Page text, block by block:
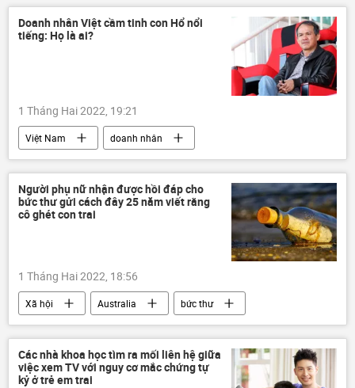
Thế vận hội Olympic 2022
Báo chí thế giới
Doanh nhân Việt cầm tinh con Hổ nổi
tiếng: Họ là ai?
1 Tháng Hai 2022, 19:21
Việt Nam
doanh nhân
Đỗ Quang Hiển
Đoàn Nguyên Đức
Người phụ nữ nhận được hồi đáp cho
bức thư gửi cách đây 25 năm viết rằng
cô ghét con trai
1 Tháng Hai 2022, 18:56
Xã hội Australia
bức thư
Báo chí thế giới
Các nhà khoa học tìm ra mối liên hệ giữa
việc xem TV với nguy cơ mắc chứng tự
kỷ ở trẻ em trai